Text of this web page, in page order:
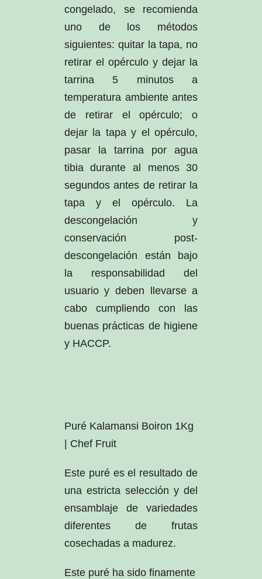
congelado, se recomienda
uno de los métodos
siguientes: quitar la tapa, no
retirar el opérculo y dejar la
tarrina 5 minutos a
temperatura ambiente antes
de retirar el opérculo; o
dejar la tapa y el opérculo,
pasar la tarrina por agua
tibia durante al menos 30
segundos antes de retirar la
tapa y el opérculo. La
descongelación y
conservación post-
descongelación están bajo
la responsabilidad del
usuario y deben llevarse a
cabo cumpliendo con las
buenas prácticas de higiene
y HACCP.
Puré Kalamansi Boiron 1Kg
| Chef Fruit
Este puré es el resultado de
una estricta selección y del
ensamblaje de variedades
diferentes de frutas
cosechadas a madurez.
Este puré ha sido finamente